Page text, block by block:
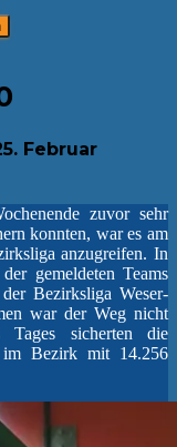
Februar
zuvor sehr
konnten, war es am
anzugreifen. In
gemeldeten Teams
Bezirksliga Weser-
war der Weg nicht
sicherten die
im Bezirk mit 14.256